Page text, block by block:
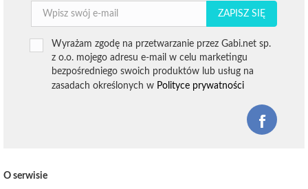
ZAPISZ SIĘ
Wyrażam zgodę na przetwarzanie przez Gabi.net sp.
z o.o. mojego adresu e-mail w celu marketingu
bezpośredniego swoich produktów lub usług na
zasadach określonych w Polityce prywatności
O serwisie